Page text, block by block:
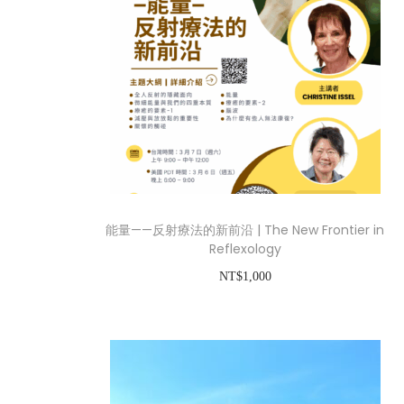
能量——反射療法的新前沿 | The New Frontier in
Reflexology
NT$1,000